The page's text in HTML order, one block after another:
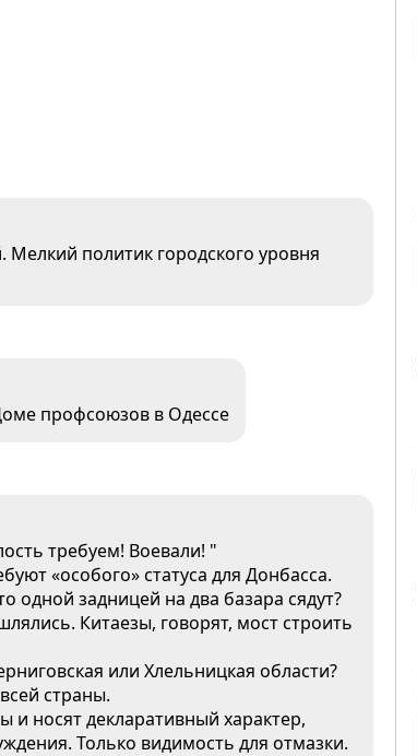
политик городского уровня
профсоюзов в Одессе
требуем! Воевали! "
«особого» статуса для Донбасса.
задницей на два базара сядут?
Китаезы, говорят, мост строить
или Хлельницкая области?
страны.
и носят декларативный характер,
Только видимость для отмазки.